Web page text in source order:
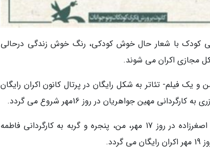
کودک با شعار حال خوش کودکی، رنگ خوش زندگی درحالی
مجازی اکران می شوند.
یک فیلم- تئاتر به شکل رایگان در پرتال کانون اکران رایگان
مهین جواهریان در روز 16مهر شروع می گردد.
در ادامه، پویانمایی های اصحاب فیل کاری از زنده یاد علی اصغرزاده در روز 17 مهر، من، پنجره و گربه به کارگردانی فاطمه